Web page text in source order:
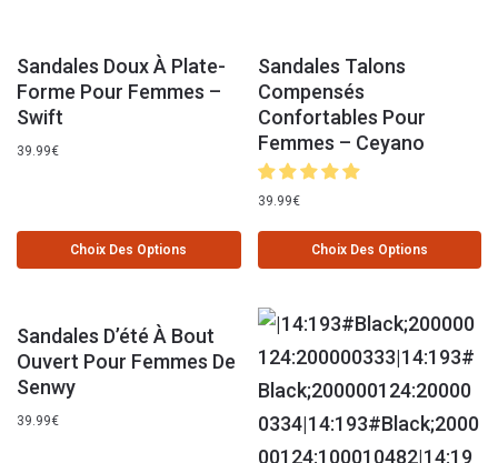
Sandales Doux À Plate-
Forme Pour Femmes –
Swift
39.99€
Choix Des Options
Sandales Talons
Compensés
Confortables Pour
Femmes – Ceyano
39.99€
Choix Des Options
Sandales D’été À Bout
Ouvert Pour Femmes De
Senwy
39.99€